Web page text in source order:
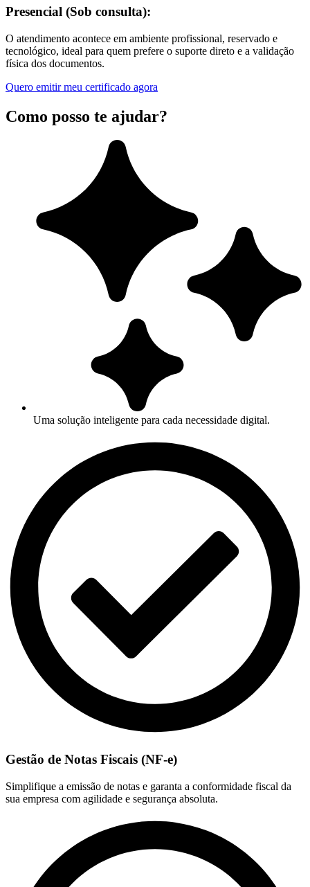
Presencial (Sob consulta):
O atendimento acontece em ambiente profissional, reservado e
tecnológico, ideal para quem prefere o suporte direto e a validação
física dos documentos.
Quero emitir meu certificado agora
Como posso te ajudar?
Uma solução inteligente para cada necessidade digital.
Gestão de Notas Fiscais (NF-e)
Simplifique a emissão de notas e garanta a conformidade fiscal da
sua empresa com agilidade e segurança absoluta.